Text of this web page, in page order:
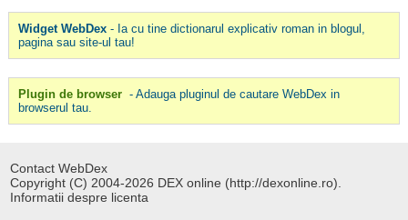
Widget WebDex- Ia cu tine dictionarul explicativ roman in blogul,
pagina sau site-ul tau!
Plugin de browser - Adauga pluginul de cautare WebDex in
browserul tau.
Contact WebDex
Copyright (C) 2004-2026 DEX online (http://dexonline.ro).
Informatii despre licenta